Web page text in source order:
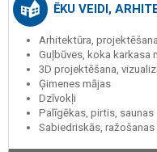
ĒKU VEIDI,
Arhitektūra, projektēšana
Guļbūves, koka karkasa
3D projektēšana,
Ģimenes mājas
Dzīvokļi
Palīgēkas, pirtis, saunas
Sabiedriskās, ražošanas